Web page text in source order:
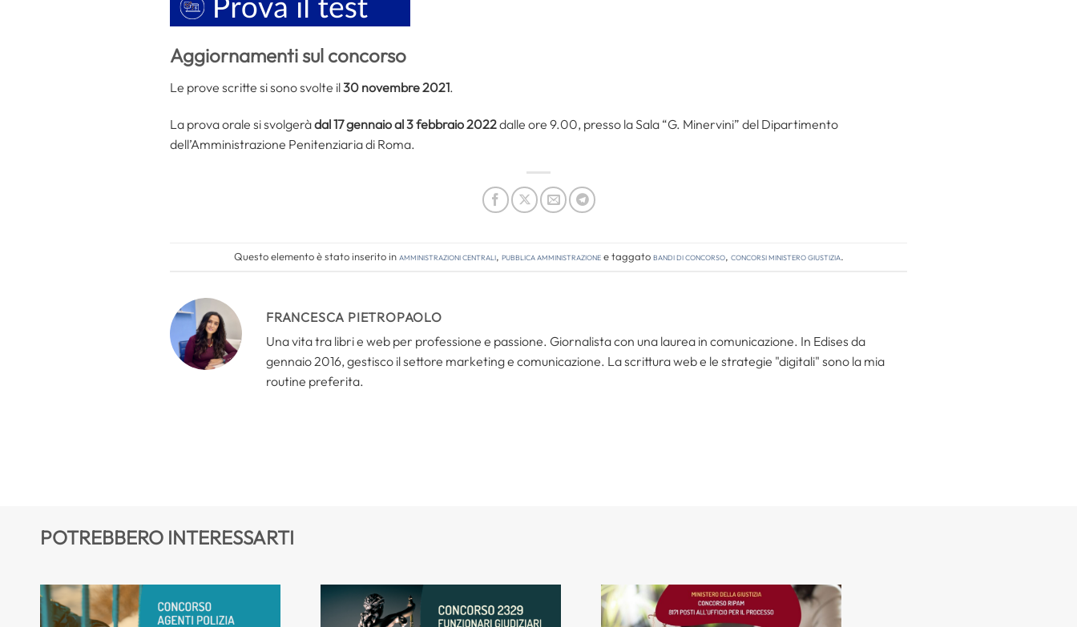
Aggiornamenti sul concorso
Le prove scritte si sono svolte il30 novembre 2021.
La prova orale si svolgeràdal 17 gennaio al 3 febbraio 2022dalle ore 9.00, presso la Sala “G. Minervini” del Dipartimento
dell’Amministrazione Penitenziaria di Roma.
Questo elemento è stato inserito inAmministrazioni Centrali, Pubblica amministrazionee taggatobandi di concorso, concorsi ministero giustizia.
FRANCESCA PIETROPAOLO
Una vita tra libri e web per professione e passione. Giornalista con una laurea in comunicazione. In Edises da
gennaio 2016, gestisco il settore marketing e comunicazione. La scrittura web e le strategie "digitali" sono la mia
routine preferita.
POTREBBERO INTERESSARTI